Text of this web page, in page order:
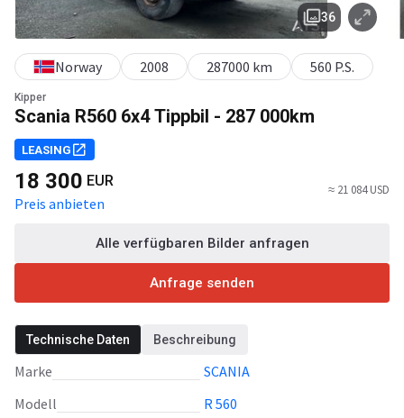
Kipper
Scania R560 6x4 Tippbil - 287 000km
36
Norway 2008 287000 km 560 P.S.
LEASING
18 300 EUR
Preis anbieten
≈ 21 084 USD
Alle verfügbaren Bilder anfragen
Anfrage senden
Technische Daten Beschreibung
Marke
SCANIA
Modell
R 560